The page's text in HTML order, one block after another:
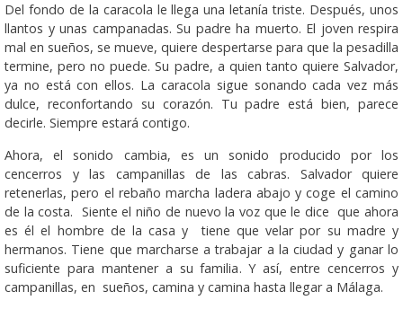
Del fondo de la caracola le llega una letanía triste. Después, unos
llantos y unas campanadas. Su padre ha muerto. El joven respira
mal en sueños, se mueve, quiere despertarse para que la pesadilla
termine, pero no puede. Su padre, a quien tanto quiere Salvador,
ya no está con ellos. La caracola sigue sonando cada vez más
dulce, reconfortando su corazón. Tu padre está bien, parece
decirle. Siempre estará contigo.
Ahora, el sonido cambia, es un sonido producido por los
cencerros y las campanillas de las cabras. Salvador quiere
retenerlas, pero el rebaño marcha ladera abajo y coge el camino
de la costa. Siente el niño de nuevo la voz que le dice que ahora
es él el hombre de la casa y tiene que velar por su madre y
hermanos. Tiene que marcharse a trabajar a la ciudad y ganar lo
suficiente para mantener a su familia. Y así, entre cencerros y
campanillas, en sueños, camina y camina hasta llegar a Málaga.